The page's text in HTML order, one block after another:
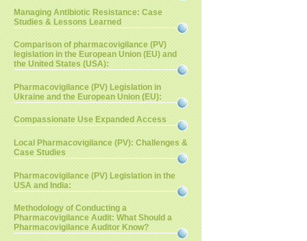
Managing Antibiotic Resistance: Case
Studies & Lessons Learned
Comparison of pharmacovigilance (PV)
legislation in the European Union (EU) and
the United States (USA):
Pharmacovigilance (PV) Legislation in
Ukraine and the European Union (EU):
Compassionate Use Expanded Access
Local Pharmacovigilance (PV): Challenges &
Case Studies
Pharmacovigilance (PV) Legislation in the
USA and India:
Methodology of Conducting a
Pharmacovigilance Audit: What Should a
Pharmacovigilance Auditor Know?